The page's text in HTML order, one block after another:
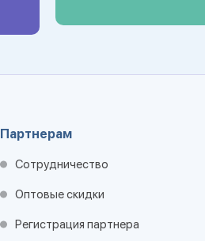
Партнерам
Сотрудничество
Оптовые скидки
Регистрация партнера